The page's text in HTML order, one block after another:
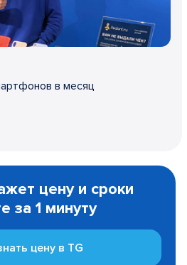
в месяц
цену и сроки
за 1 минуту
цену в TG